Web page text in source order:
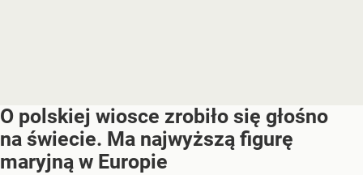
O polskiej wiosce zrobiło się głośno
na świecie. Ma najwyższą figurę
maryjną w Europie